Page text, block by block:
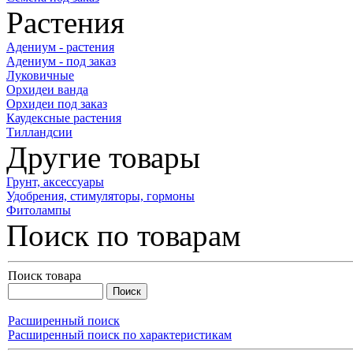
Растения
Адениум - растения
Адениум - под заказ
Луковичные
Орхидеи ванда
Орхидеи под заказ
Каудексные растения
Тилландсии
Другие товары
Грунт, аксессуары
Удобрения, стимуляторы, гормоны
Фитолампы
Поиск по товарам
Поиск товара
Расширенный поиск
Расширенный поиск по характеристикам